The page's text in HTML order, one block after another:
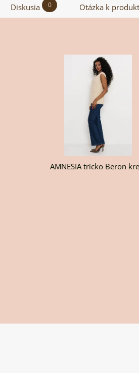
Diskusia 0 Otázka k
AMNESIA tricko Beron